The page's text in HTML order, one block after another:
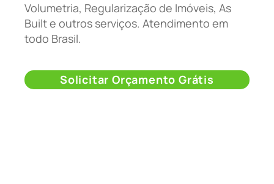
Volumetria, Regularização de Imóveis, As
Built e outros serviços. Atendimento em
todo Brasil.
Solicitar Orçamento Grátis